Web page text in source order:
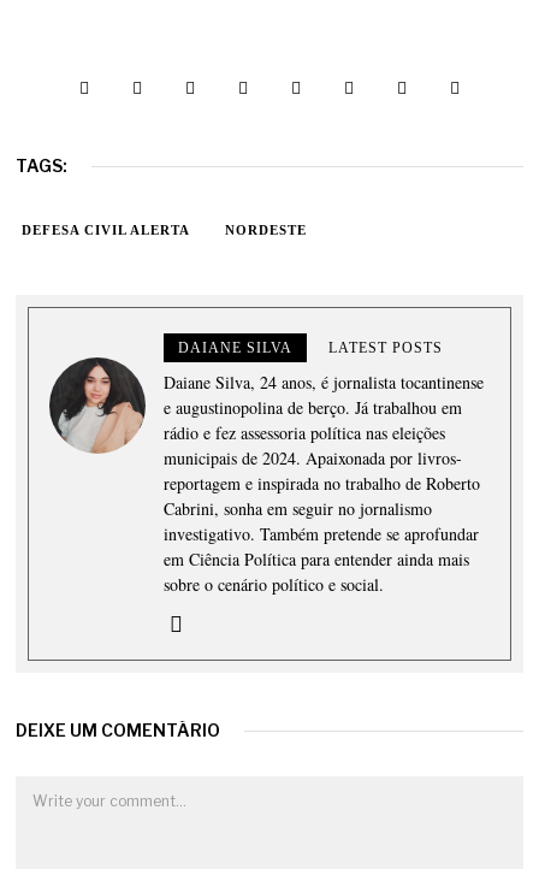
TAGS:
DEFESA CIVIL ALERTA NORDESTE
DAIANE SILVA LATEST POSTS
Daiane Silva, 24 anos, é jornalista tocantinense
e augustinopolina de berço. Já trabalhou em
rádio e fez assessoria política nas eleições
municipais de 2024. Apaixonada por livros-
reportagem e inspirada no trabalho de Roberto
Cabrini, sonha em seguir no jornalismo
investigativo. Também pretende se aprofundar
em Ciência Política para entender ainda mais
sobre o cenário político e social.
DEIXE UM COMENTÁRIO